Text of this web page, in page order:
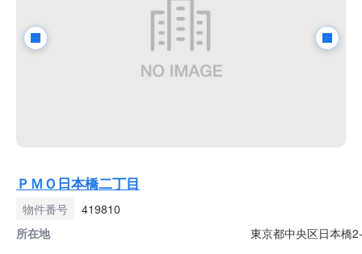
ＰＭＯ日本橋二丁目
物件番号
419810
所在地
東京都中央区日本橋